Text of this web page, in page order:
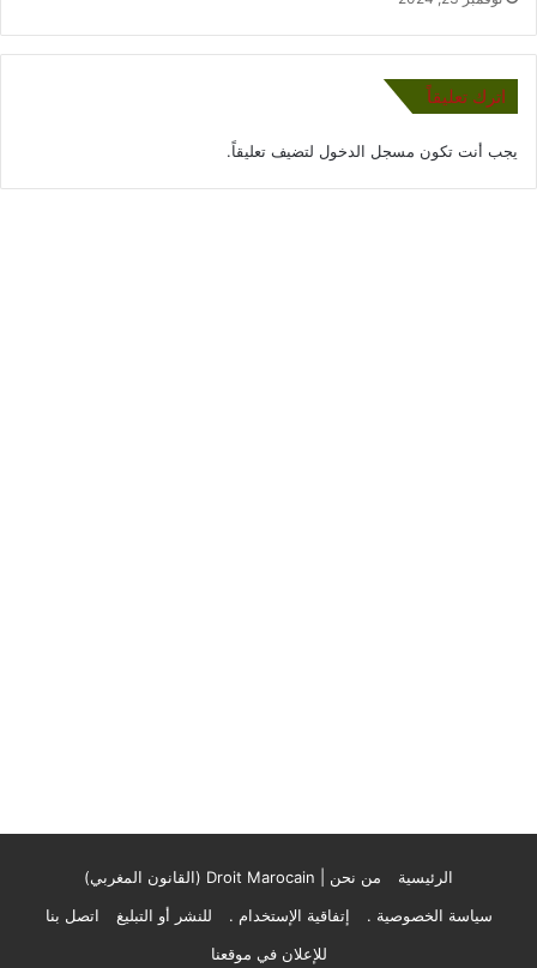
اترك تعليقاً
يجب أنت تكون مسجل الدخول لتضيف تعليقاً.
الرئيسية
من نحن | Droit Marocain (القانون المغربي)
سياسة الخصوصية .
إتفاقية الإستخدام . للنشر أو التبليغ
اتصل بنا
للإعلان في موقعنا